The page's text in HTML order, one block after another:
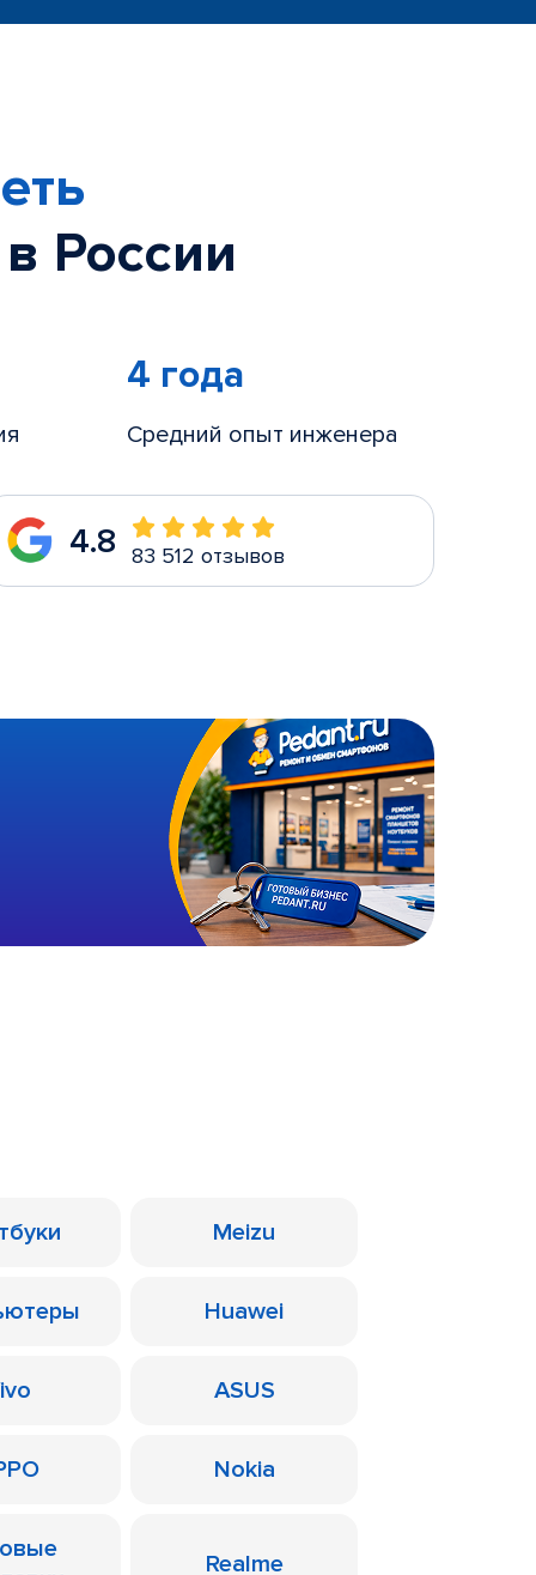
России
4 года
Средний опыт инженера
4.8 83 512 отзывов
Meizu
Huawei
ASUS
Nokia
Realme